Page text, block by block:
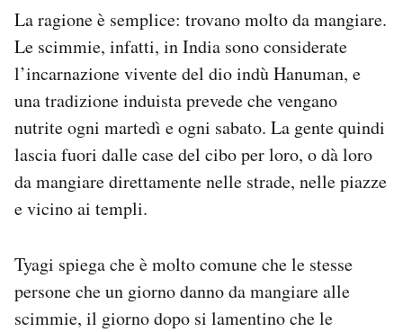
La ragione è semplice: trovano molto da mangiare.
Le scimmie, infatti, in India sono considerate
l’incarnazione vivente del dio indù Hanuman, e
una tradizione induista prevede che vengano
nutrite ogni martedì e ogni sabato. La gente quindi
lascia fuori dalle case del cibo per loro, o dà loro
da mangiare direttamente nelle strade, nelle piazze
e vicino ai templi.
Tyagi spiega che è molto comune che le stesse
persone che un giorno danno da mangiare alle
scimmie, il giorno dopo si lamentino che le